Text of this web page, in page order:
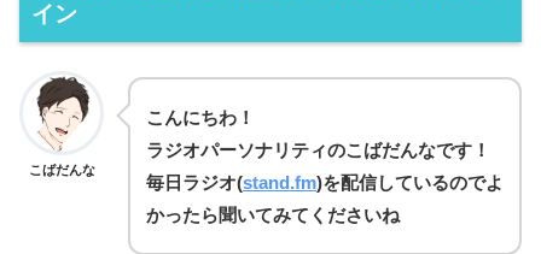
イン
こばだんな
こんにちわ！
ラジオパーソナリティのこばだんなです！
毎日 ラジオ(stand.fm)を配信しているのでよ
かったら聞いてみてくださいね